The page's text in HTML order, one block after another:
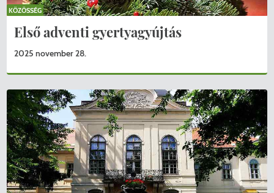
Első adventi gyertyagyújtás
2025 november 28.
KÖZÖSSÉG